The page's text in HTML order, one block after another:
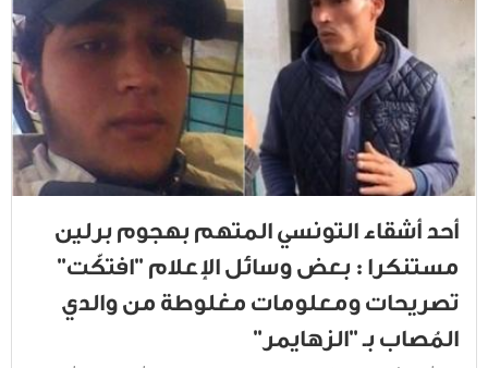
أحد أشقاء التونسي المتهم بهجوم برلين
مستنكرا : بعض وسائل الإعلام "افتكّت"
تصريحات ومعلومات مغلوطة من والدي
المُصاب بـ "الزهايمر"